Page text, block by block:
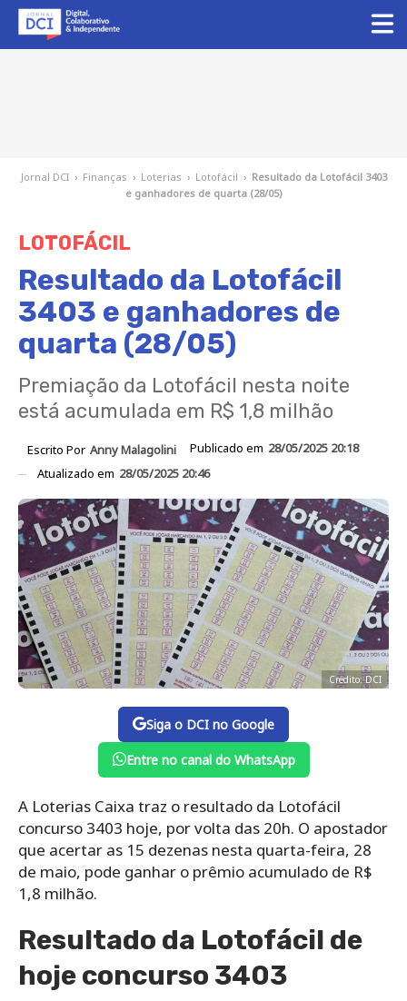
Jornal DCI › Finanças › Loterias › Lotofácil › Resultado da Lotofácil 3403
e ganhadores de quarta (28/05)
LOTOFÁCIL
Resultado da Lotofácil
3403 e ganhadores de
quarta (28/05)
Premiação da Lotofácil nesta noite
está acumulada em R$ 1,8 milhão
Escrito Por Anny Malagolini Publicado em 28/05/2025 20:18
Atualizado em 28/05/2025 20:46
Crédito: DCI
Siga o DCI no Google
Entre no canal do WhatsApp
A Loterias Caixa traz o resultado da Lotofácil
concurso 3403 hoje, por volta das 20h. O apostador
que acertar as 15 dezenas nesta quarta-feira, 28
de maio, pode ganhar o prêmio acumulado de R$
1,8 milhão.
Resultado da Lotofácil de
hoje concurso 3403